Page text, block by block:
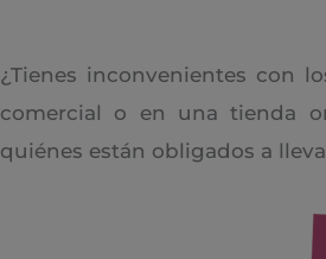
¿Tienes inconvenientes con
comercial o en una tienda
quiénes están obligados a